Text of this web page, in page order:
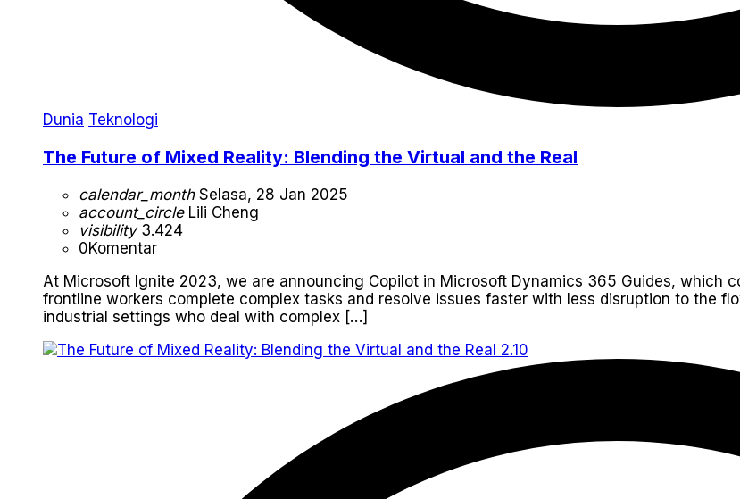
Dunia Teknologi
The Future of Mixed Reality: Blending the Virtual and the Real
calendar_monthSelasa, 28 Jan 2025
account_circleLili Cheng
visibility3.424
0Komentar
At Microsoft Ignite 2023, we are announcing Copilot in Microsoft Dynamics 365 Guides, which
frontline workers complete complex tasks and resolve issues faster with less disruption to the
industrial settings who deal with complex […]
2.10